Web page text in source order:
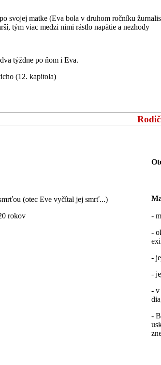
svojej matke (Eva bola v druhom ročníku
tým viac medzi nimi rástlo napätie a nezhody
týždne po ňom i Eva.
(12. kapitola)
(otec Eve vyčítal jej smrť...)
rokov
-
-
-
-
- v
-